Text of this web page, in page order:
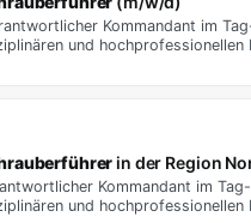
Kommandant im
und hochprofessionellen
in der Region
Kommandant im
und hochprofessionellen